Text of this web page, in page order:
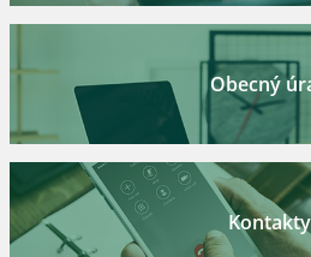
Obecný
Kontakty